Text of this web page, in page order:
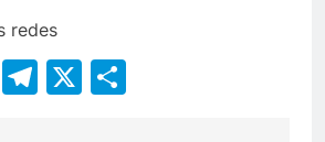
redes
WhatsApp
Telegram
X